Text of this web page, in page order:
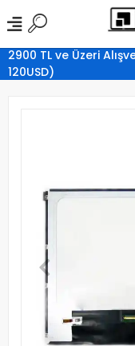
2900 TL ve Üzeri
120USD)